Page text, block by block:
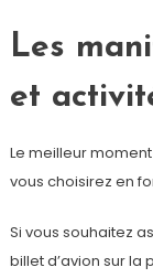
Les
et
Le meilleur
vous choisirez en
Si vous souhaitez
billet d’avion sur la